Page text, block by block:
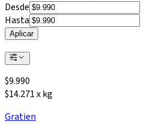
Desde
Hasta
Aplicar
$9.990
$14.271 x kg
Gratien